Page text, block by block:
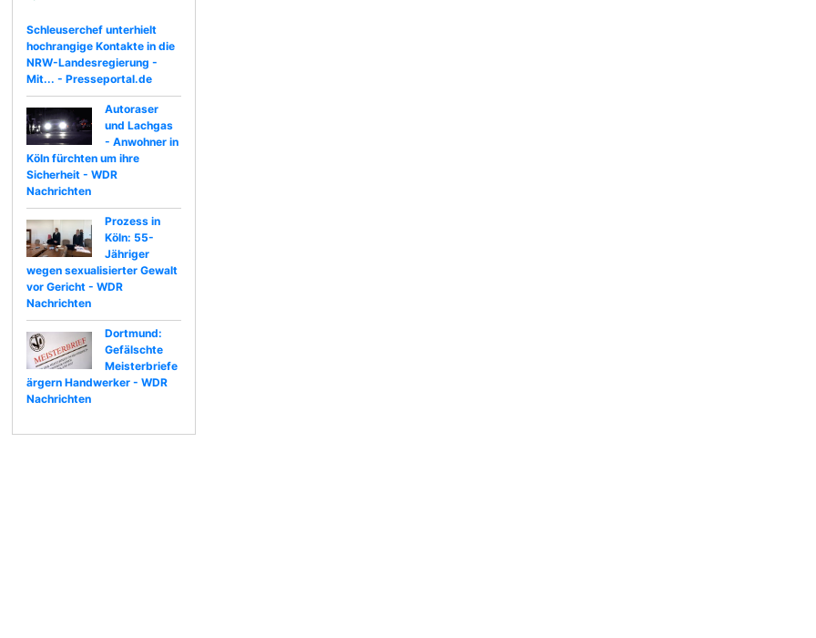
Schleuserchef unterhielt
hochrangige Kontakte in die
NRW-Landesregierung -
Mit... - Presseportal.de
Autoraser
und Lachgas
- Anwohner in
Köln fürchten um ihre
Sicherheit - WDR
Nachrichten
Prozess in
Köln: 55-
Jähriger
wegen sexualisierter Gewalt
vor Gericht - WDR
Nachrichten
Dortmund:
Gefälschte
Meisterbriefe
ärgern Handwerker - WDR
Nachrichten